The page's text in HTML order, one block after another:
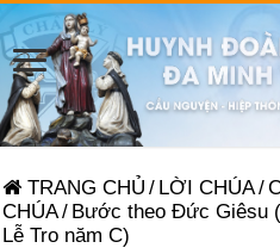
TRANG CHỦ / LỜI CHÚA/
CHÚA/ Bước theo Đức Giêsu
Lễ Tro năm C)